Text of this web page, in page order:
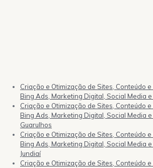
Criação e Otimização de Sites, Conteúdo
Bing Ads, Marketing Digital, Social Media
Criação e Otimização de Sites, Conteúdo
Bing Ads, Marketing Digital, Social Media
Guarulhos
Criação e Otimização de Sites, Conteúdo
Bing Ads, Marketing Digital, Social Media
Jundiaí
Criação e Otimização de Sites, Conteúdo